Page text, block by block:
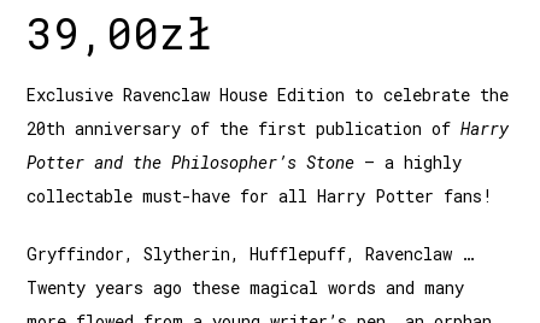
39,00zł
Exclusive Ravenclaw House Edition to celebrate the
20th anniversary of the first publication ofHarry
Potter and the Philosopher’s Stone – a highly
collectable must-have for all Harry Potter fans!
Gryffindor, Slytherin, Hufflepuff, Ravenclaw …
Twenty years ago these magical words and many